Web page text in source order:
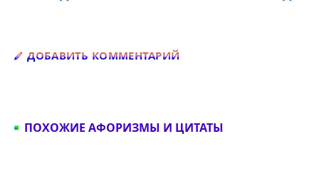
ДОБАВИТЬ КОММЕНТАРИЙ
ПОХОЖИЕ АФОРИЗМЫ И ЦИТАТЫ